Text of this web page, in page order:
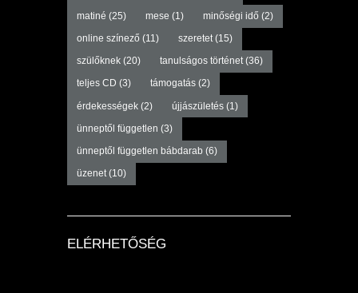
matiné (25) mese (1) minőségi idő (2)
online színező (11) szeretet(15)
szülőknek(20) tanulságos történet(36)
teljes CD (3) támogatás(2)
érdekességek(2) újjászületés(1)
ünneptől független (3)
ünneptől független bábdarab (6)
üzenet(10)
ELÉRHETŐSÉG